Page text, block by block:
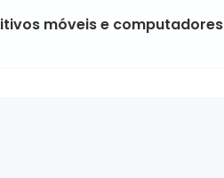
móveis e computadores